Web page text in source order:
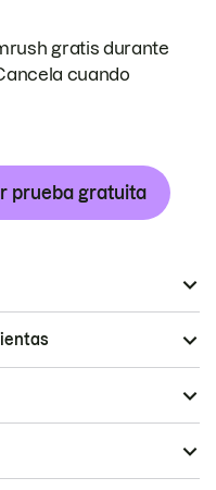
gratis durante
cuando
prueba gratuita